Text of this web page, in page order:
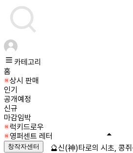
카테고리
홈
상시 판매
인기
공개예정
신규
마감임박
럭키드로우
영퍼센트 레터
창작자센터 🔮신(神)타로의 시초, 콩